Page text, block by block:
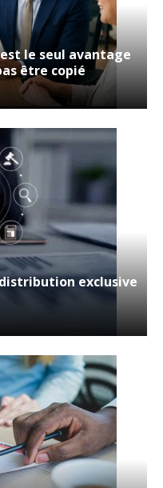
le seul avantage
être copié
exclusive